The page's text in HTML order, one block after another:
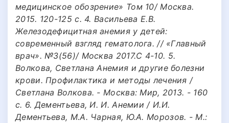
медицинское обозрение» Том 10/ Москва.
2015. 120-125 c. 4. Васильева Е.В.
Железодефицитная анемия у детей:
современный взгляд гематолога. // «Главный
врач». №3(56)/ Москва 2017.С 4-10. 5.
Волкова, Светлана Анемия и другие болезни
крови. Профилактика и методы лечения /
Светлана Волкова. - Москва: Мир, 2013. - 160
c. 6. Дементьева, И. И. Анемии / И.И.
Дементьева, М.А. Чарная, Ю.А. Морозов. - М.: